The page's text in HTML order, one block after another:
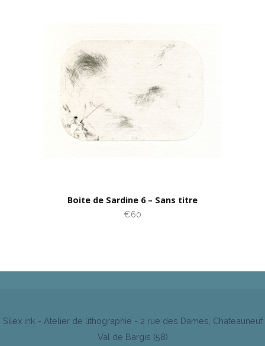
Boite de Sardine 6 – Sans titre
€60
Silex ink - Atelier de lithographie - 2 rue des Dames, Chateauneuf
Val de Bargis (58)